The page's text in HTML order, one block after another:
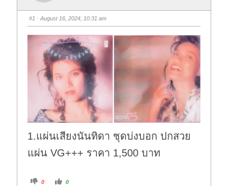
#1 · August 16, 2024, 10:31 am
1.แผ่นเสียงนันทิดา ชุดบ่งบอก ปกสวย
แผ่น VG+++ ราคา 1,500 บาท
C 0
C 0